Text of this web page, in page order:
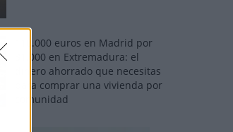
110.000 euros en Madrid por
31.000 en Extremadura: el
dinero ahorrado que necesitas
para comprar una vivienda por
comunidad